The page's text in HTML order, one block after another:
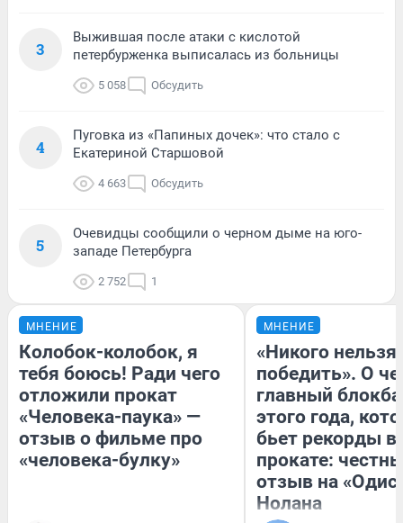
3
Выжившая после атаки с кислотой
петербурженка выписалась из больницы
5 058 Обсудить
4
Пуговка из «Папиных дочек»: что стало с
Екатериной Старшовой
4 663 Обсудить
5
Очевидцы сообщили о черном дыме на юго-
западе Петербурга
2 752 1
МНЕНИЕ
Колобок-колобок, я
тебя боюсь! Ради чего
отложили прокат
«Человека-паука» —
отзыв о фильме про
«человека-булку»
МНЕНИЕ
«Никого нельзя
победить». О
главный
этого года,
бьет рекорды в
прокате:
отзыв на
Нолана